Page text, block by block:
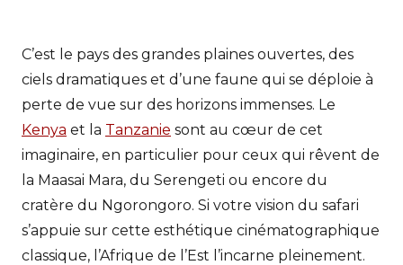
C’est le pays des grandes plaines ouvertes, des
ciels dramatiques et d’une faune qui se déploie à
perte de vue sur des horizons immenses. Le
Kenya et la Tanzanie sont au cœur de cet
imaginaire, en particulier pour ceux qui rêvent de
la Maasai Mara, du Serengeti ou encore du
cratère du Ngorongoro. Si votre vision du safari
s’appuie sur cette esthétique cinématographique
classique, l’Afrique de l’Est l’incarne pleinement.